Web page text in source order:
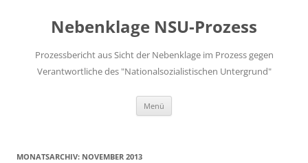
springenNebenklage NSU-Prozess
Prozessbericht aus Sicht der Nebenklage im Prozess gegen
Verantwortliche des "Nationalsozialistischen Untergrund"
Menü
MONATSARCHIV: NOVEMBER 2013